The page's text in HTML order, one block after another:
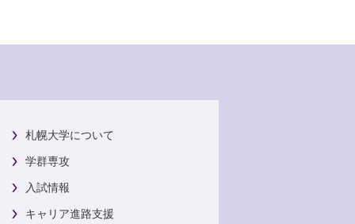
札幌大学について
学群専攻
入試情報
キャリア進路支援